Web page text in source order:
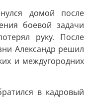
домой после
боевой задачи
руку. После
Александр решил
и междугородних
в кадровый